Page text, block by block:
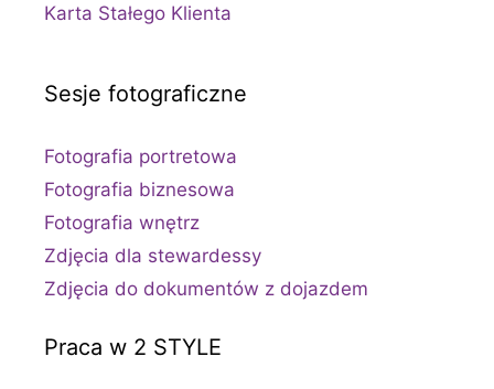
Karta Stałego Klienta
Sesje fotograficzne
Fotografia portretowa
Fotografia biznesowa
Fotografia wnętrz
Zdjęcia dla stewardessy
Zdjęcia do dokumentów z dojazdem
Praca w 2 STYLE